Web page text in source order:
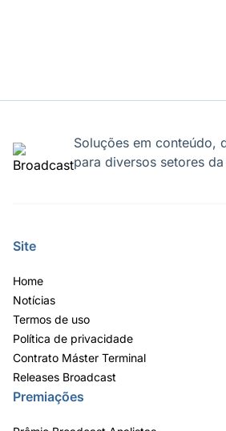
Soluções em conteúdo,
para diversos setores
Site
Home
Notícias
Termos de uso
Política de privacidade
Contrato Máster Terminal
Releases Broadcast
Premiações